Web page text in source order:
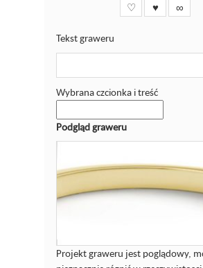
♡ ♥ ∞
Tekst graweru
Wybrana czcionka i treść
Podgląd graweru
Projekt graweru jest poglądowy,